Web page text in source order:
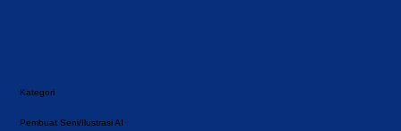
Kategori
Pembuat Seni/Ilustrasi AI